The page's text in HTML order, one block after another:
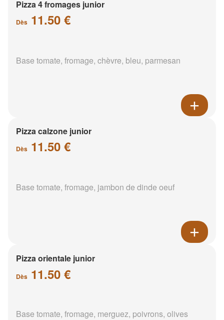
Pizza 4 fromages junior
Dès 11.50 €
Base tomate, fromage, chèvre, bleu, parmesan
Pizza calzone junior
Dès 11.50 €
Base tomate, fromage, jambon de dinde oeuf
Pizza orientale junior
Dès 11.50 €
Base tomate, fromage, merguez, poivrons, olives